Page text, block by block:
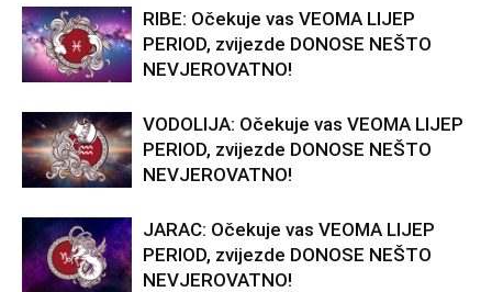
RIBE: Očekuje vas VEOMA LIJEP
PERIOD, zvijezde DONOSE NEŠTO
NEVJEROVATNO!
VODOLIJA: Očekuje vas VEOMA LIJEP
PERIOD, zvijezde DONOSE NEŠTO
NEVJEROVATNO!
JARAC: Očekuje vas VEOMA LIJEP
PERIOD, zvijezde DONOSE NEŠTO
NEVJEROVATNO!